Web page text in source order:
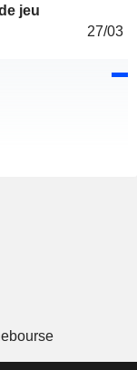
jeu
27/03